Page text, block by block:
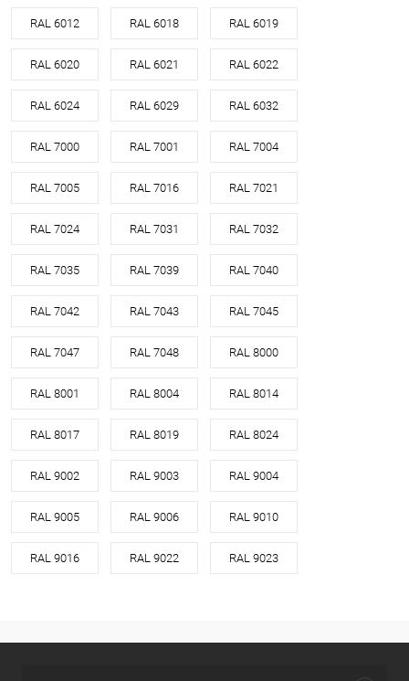
RAL 6012 RAL 6018 RAL 6019
RAL 6020 RAL 6021 RAL 6022
RAL 6024 RAL 6029 RAL 6032
RAL 7000 RAL 7001 RAL 7004
RAL 7005 RAL 7016 RAL 7021
RAL 7024 RAL 7031 RAL 7032
RAL 7035 RAL 7039 RAL 7040
RAL 7042 RAL 7043 RAL 7045
RAL 7047 RAL 7048 RAL 8000
RAL 8001 RAL 8004 RAL 8014
RAL 8017 RAL 8019 RAL 8024
RAL 9002 RAL 9003 RAL 9004
RAL 9005 RAL 9006 RAL 9010
RAL 9016 RAL 9022 RAL 9023